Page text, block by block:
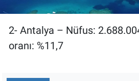
2- Antalya – Nüfus:
oranı: %11,7